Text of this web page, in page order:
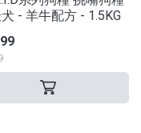
- 羊牛配方 - 1.5KG